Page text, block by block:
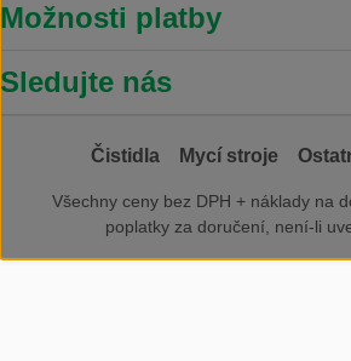
Možnosti platby
Sledujte nás
Čistidla Mycí stroje
Všechny ceny bez DPH + náklady na
poplatky za doručení, není-li